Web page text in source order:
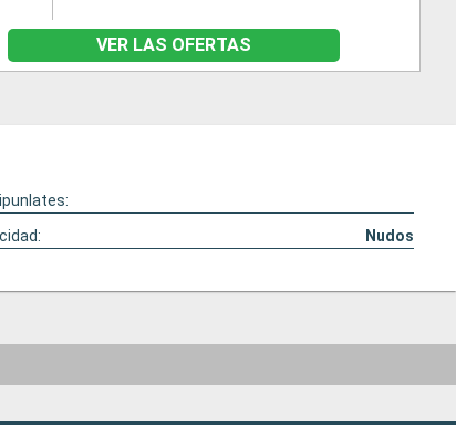
VER LAS OFERTAS
Nudos